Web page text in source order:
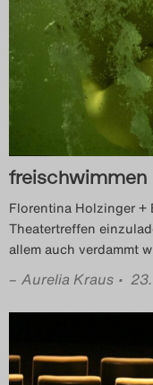
freischwimmen
Florentina Holzinger +
Theatertreffen
allem auch verdammt
– Aurelia Kraus •